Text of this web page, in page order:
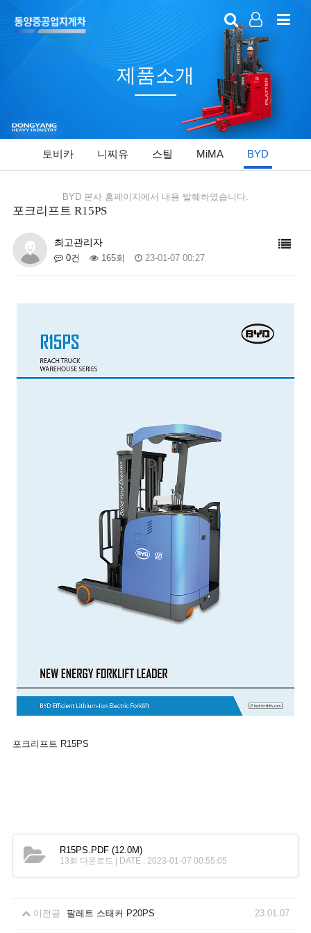
LOG IN
SIGN UP
제품소개
토비카 니찌유 스틸 MiMA BYD
BYD 본사 홈페이지에서 내용 발췌하였습니다.
포크리프트 R15PS
최고관리자
0건 165회 23-01-07 00:27
포크리프트 R15PS
R15PS.PDF(12.0M)
13회 다운로드 | DATE : 2023-01-07 00:55:05
이전글 팔레트 스태커 P20PS 23.01.07